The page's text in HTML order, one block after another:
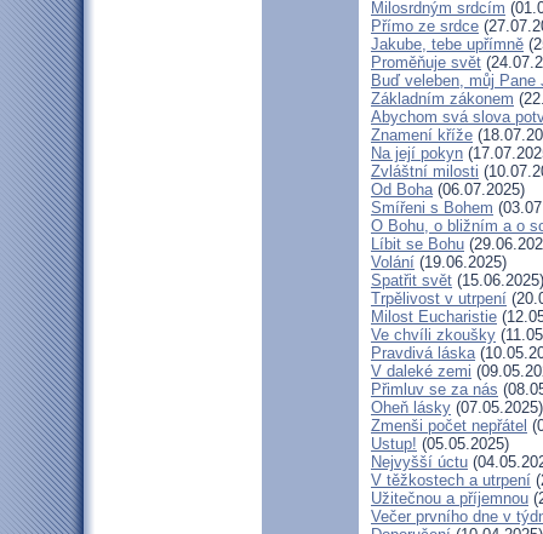
Milosrdným srdcím
Přímo ze srdce
Jakube, tebe upřímně
Proměňuje svět
Buď veleben, můj
Základním zákonem
Abychom svá slova
Znamení kříže
Na její pokyn
Zvláštní milosti
Od Boha(06.07.2025)
Smířeni s Bohem
O Bohu, o bližním a o
Líbit se Bohu
Volání (19.06.2025)
Spatřit svět (15.06.2025)
Trpělivost v utrpení
Milost Eucharistie
Ve chvíli zkoušky
Pravdivá láska
V daleké zemi
Přimluv se za nás
Oheň lásky (07.05.2025)
Zmenši počet nepřátel
Ustup! (05.05.2025)
Nejvyšší úctu
V těžkostech a utrpení
Užitečnou a příjemnou
Večer prvního dne v